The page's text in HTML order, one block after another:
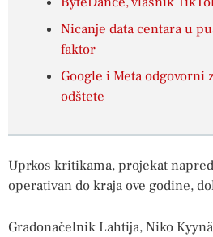
Nicanje data centara u
faktor
Google i Meta
odštete
Uprkos kritikama, projekat
operativan do kraja ove godine,
Gradonačelnik Lahtija, Niko